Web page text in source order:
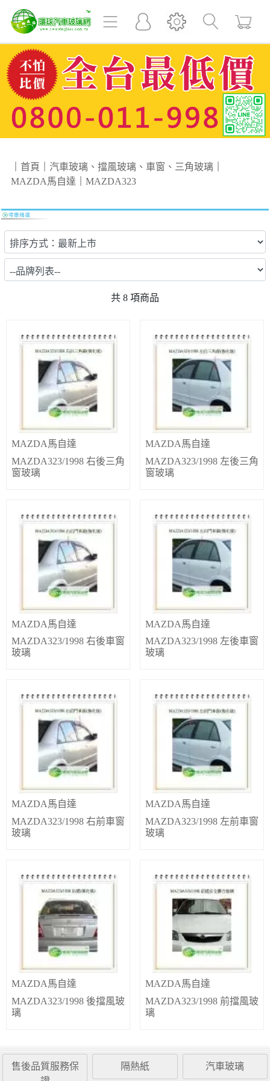
首頁 汽車玻璃、擋風玻璃、車窗、三角玻璃｜
MAZDA馬自達
MAZDA323
共 8 項商品
MAZDA馬自達
MAZDA323/1998 右後三角
窗玻璃
MAZDA馬自達
MAZDA323/1998 左後三角
窗玻璃
MAZDA馬自達
MAZDA323/1998 右後車窗
玻璃
MAZDA馬自達
MAZDA323/1998 左後車窗
玻璃
MAZDA馬自達
MAZDA323/1998 右前車窗
玻璃
MAZDA馬自達
MAZDA323/1998 左前車窗
玻璃
MAZDA馬自達
MAZDA323/1998 後擋風玻
璃
MAZDA馬自達
MAZDA323/1998 前擋風玻
璃
售後品質服務保
隔熱紙 汽車玻璃